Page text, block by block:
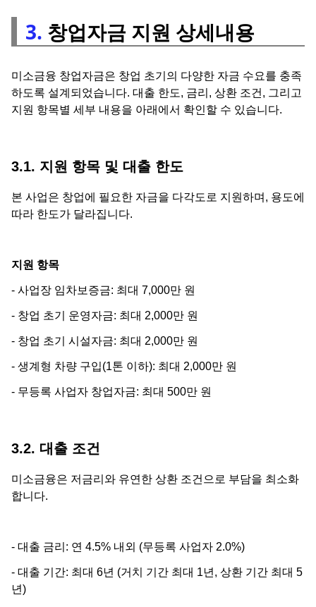
3. 창업자금 지원 상세내용
미소금융 창업자금은 창업 초기의 다양한 자금 수요를 충족
하도록 설계되었습니다. 대출 한도, 금리, 상환 조건, 그리고
지원 항목별 세부 내용을 아래에서 확인할 수 있습니다.
3.1. 지원 항목 및 대출 한도
본 사업은 창업에 필요한 자금을 다각도로 지원하며, 용도에
따라 한도가 달라집니다.
지원 항목
- 사업장 임차보증금: 최대 7,000만 원
- 창업 초기 운영자금: 최대 2,000만 원
- 창업 초기 시설자금: 최대 2,000만 원
- 생계형 차량 구입(1톤 이하): 최대 2,000만 원
- 무등록 사업자 창업자금: 최대 500만 원
3.2. 대출 조건
미소금융은 저금리와 유연한 상환 조건으로 부담을 최소화
합니다.
- 대출 금리: 연 4.5% 내외 (무등록 사업자 2.0%)
- 대출 기간: 최대 6년 (거치 기간 최대 1년, 상환 기간 최대 5
년)